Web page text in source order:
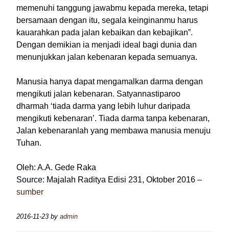
memenuhi tanggung jawabmu kepada mereka, tetapi
bersamaan dengan itu, segala keinginanmu harus
kauarahkan pada jalan kebaikan dan kebajikan”.
Dengan demikian ia menjadi ideal bagi dunia dan
menunjukkan jalan kebenaran kepada semuanya.
Manusia hanya dapat mengamalkan darma dengan
mengikuti jalan kebenaran. Satyannastiparoo
dharmah ‘tiada darma yang lebih luhur daripada
mengikuti kebenaran’. Tiada darma tanpa kebenaran,
Jalan kebenaranlah yang membawa manusia menuju
Tuhan.
Oleh: A.A. Gede Raka
Source: Majalah Raditya Edisi 231, Oktober 2016 –
sumber
2016-11-23 by admin